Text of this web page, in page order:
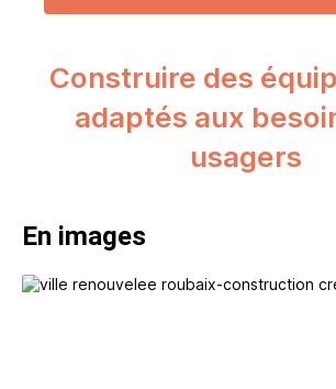
Construire des
adaptés aux
usagers
En images